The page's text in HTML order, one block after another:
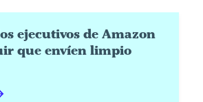
ejecutivos de Amazon
que envíen limpio